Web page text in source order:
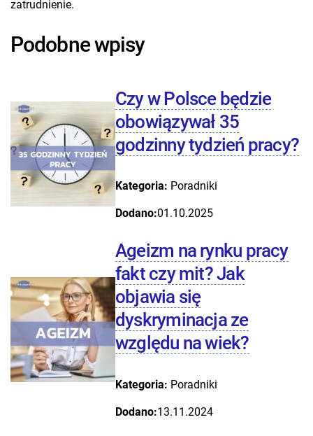
zatrudnienie.
Podobne wpisy
Czy w Polsce będzie
obowiązywał 35
godzinny tydzień pracy?
Kategoria: Poradniki
Dodano:01.10.2025
Ageizm na rynku pracy
fakt czy mit? Jak
objawia się
dyskryminacja ze
względu na wiek?
Kategoria: Poradniki
Dodano:13.11.2024